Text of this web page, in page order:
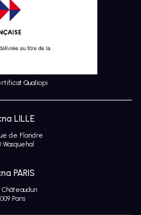
Qualiopi
LILLE
de Flandre
Wasquehal
PARIS
Paris